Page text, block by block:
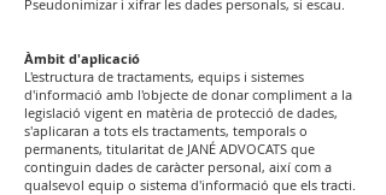
Pseudonimizar i xifrar les dades personals, si escau.
Àmbit d'aplicació
L'estructura de tractaments, equips i sistemes
d'informació amb l'objecte de donar compliment a la
legislació vigent en matèria de protecció de dades,
s'aplicaran a tots els tractaments, temporals o
permanents, titularitat de JANÉ ADVOCATS que
continguin dades de caràcter personal, així com a
qualsevol equip o sistema d'informació que els tracti.